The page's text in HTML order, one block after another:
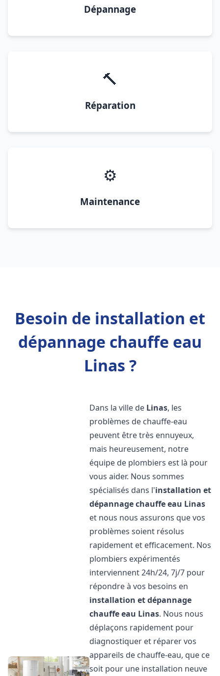
Dépannage
🔨
Réparation
⚙️
Maintenance
Besoin de installation et
dépannage chauffe eau
Linas ?
Dans la ville de Linas, les
problèmes de chauffe-eau
peuvent être très ennuyeux,
mais heureusement, notre
équipe de plombiers est là pour
vous aider. Nous sommes
spécialisés dans l'installation et
dépannage chauffe eau Linas
et nous nous assurons que vos
problèmes soient résolus
rapidement et efficacement. Nos
plombiers expérimentés
interviennent 24h/24, 7j/7 pour
répondre à vos besoins en
installation et dépannage
chauffe eau Linas. Nous nous
déplaçons rapidement pour
diagnostiquer et réparer vos
appareils de chauffe-eau, que ce
soit pour une installation neuve